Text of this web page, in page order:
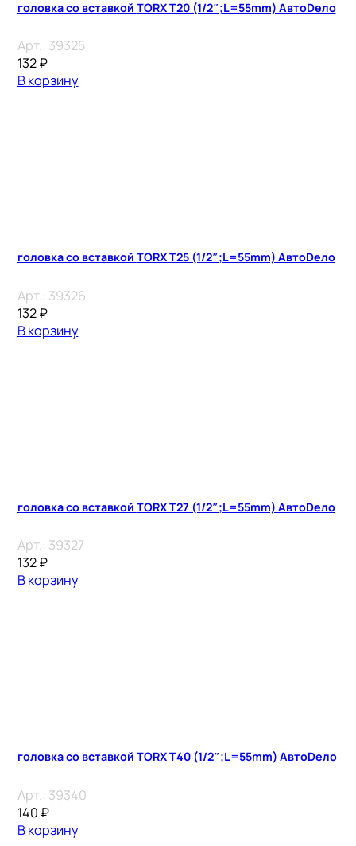
головка со вставкой TORX T20 (1/2″;L=55mm) АвтоDело
Арт.: 39325
132₽
В корзину
головка со вставкой TORX T25 (1/2″;L=55mm) АвтоDело
Арт.: 39326
132₽
В корзину
головка со вставкой TORX T27 (1/2″;L=55mm) АвтоDело
Арт.: 39327
132₽
В корзину
головка со вставкой TORX T40 (1/2″;L=55mm) АвтоDело
Арт.: 39340
140 ₽
В корзину